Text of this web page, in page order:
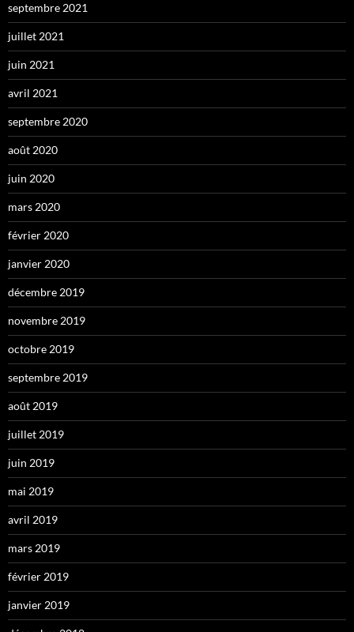
septembre 2021
juillet 2021
juin 2021
avril 2021
septembre 2020
août 2020
juin 2020
mars 2020
février 2020
janvier 2020
décembre 2019
novembre 2019
octobre 2019
septembre 2019
août 2019
juillet 2019
juin 2019
mai 2019
avril 2019
mars 2019
février 2019
janvier 2019